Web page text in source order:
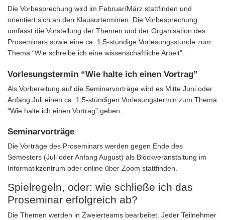
Die Vorbesprechung wird im Februar/März stattfinden und
orientiert sich an den Klausurterminen. Die Vorbesprechung
umfasst die Vorstellung der Themen und der Organisation des
Proseminars sowie eine ca. 1,5-stündige Vorlesungsstunde zum
Thema “Wie schreibe ich eine wissenschaftliche Arbeit”.
Vorlesungstermin “Wie halte ich einen Vortrag”
Als Vorbereitung auf die Seminarvorträge wird es Mitte Juni oder
Anfang Juli einen ca. 1,5-stündigen Vorlesungstermin zum Thema
“Wie halte ich einen Vortrag” geben.
Seminarvorträge
Die Vorträge des Proseminars werden gegen Ende des
Semesters (Juli oder Anfang August) als Blockveranstaltung im
Informatikzentrum oder online über Zoom stattfinden.
Spielregeln, oder: wie schließe ich das
Proseminar erfolgreich ab?
Die Themen werden in Zweierteams bearbeitet. Jeder Teilnehmer